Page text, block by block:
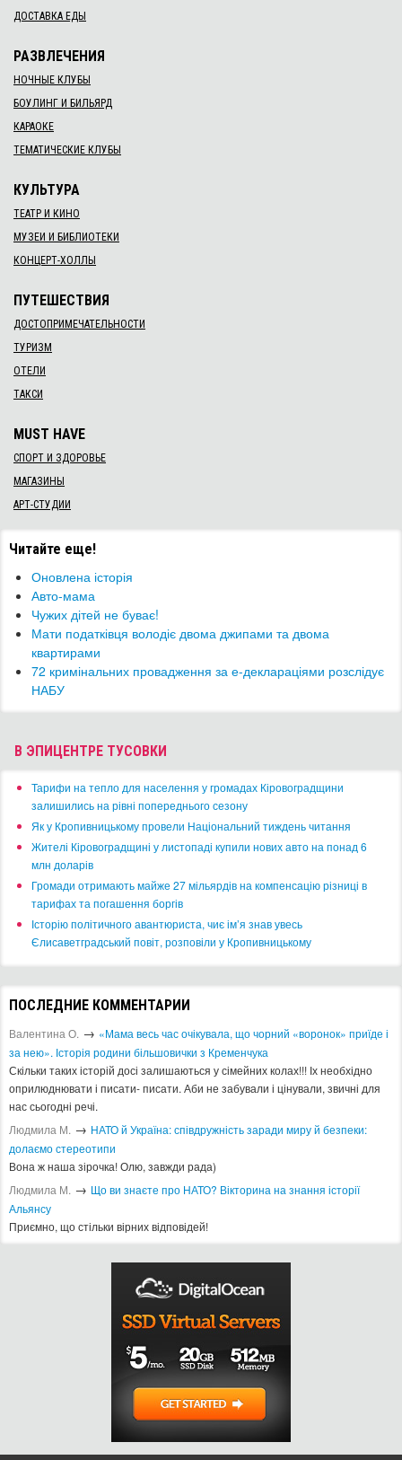
ДОСТАВКА ЕДЫ
РАЗВЛЕЧЕНИЯ
НОЧНЫЕ КЛУБЫ
БОУЛИНГ И БИЛЬЯРД
КАРАОКЕ
ТЕМАТИЧЕСКИЕ КЛУБЫ
КУЛЬТУРА
ТЕАТР И КИНО
МУЗЕИ И БИБЛИОТЕКИ
КОНЦЕРТ-ХОЛЛЫ
ПУТЕШЕСТВИЯ
ДОСТОПРИМЕЧАТЕЛЬНОСТИ
ТУРИЗМ
ОТЕЛИ
ТАКСИ
MUST HAVE
СПОРТ И ЗДОРОВЬЕ
МАГАЗИНЫ
АРТ-СТУДИИ
Читайте еще!
Оновлена історія
Авто-мама
Чужих дітей не буває!
Мати податківця володіє двома джипами та двома
квартирами
72 кримінальних провадження за е-деклараціями розслідує ​
НАБУ
В ЭПИЦЕНТРЕ ТУСОВКИ
​Тарифи на тепло для населення у громадах Кіровоградщини
залишились на рівні попереднього сезону
​Як у Кропивницькому провели Національний тиждень читання
​Жителі Кіровоградщині у листопаді купили нових авто на понад 6
млн доларів
​Громади отримають майже 27 мільярдів на компенсацію різниці в
тарифах та погашення боргів
Історію політичного авантюриста, чиє ім’я знав увесь
Єлисаветградський повіт, розповіли у Кропивницькому
ПОСЛЕДНИЕ КОММЕНТАРИИ
Валентина О. → «Мама весь час очікувала, що чорний «воронок» приїде і
за нею». Історія родини більшовички з Кременчука
Скільки таких історій досі залишаються у сімейних колах!!! Іх необхідно
оприлюднювати і писати- писати. Аби не забували і цінували, звичні для
нас сьогодні речі.
Людмила М. → ​НАТО й Україна: співдружність заради миру й безпеки:
долаємо стереотипи
Вона ж наша зірочка! Олю, завжди рада)
Людмила М. → Що ви знаєте про НАТО? Вікторина на знання історії
Альянсу ​
Приємно, що стільки вірних відповідей!